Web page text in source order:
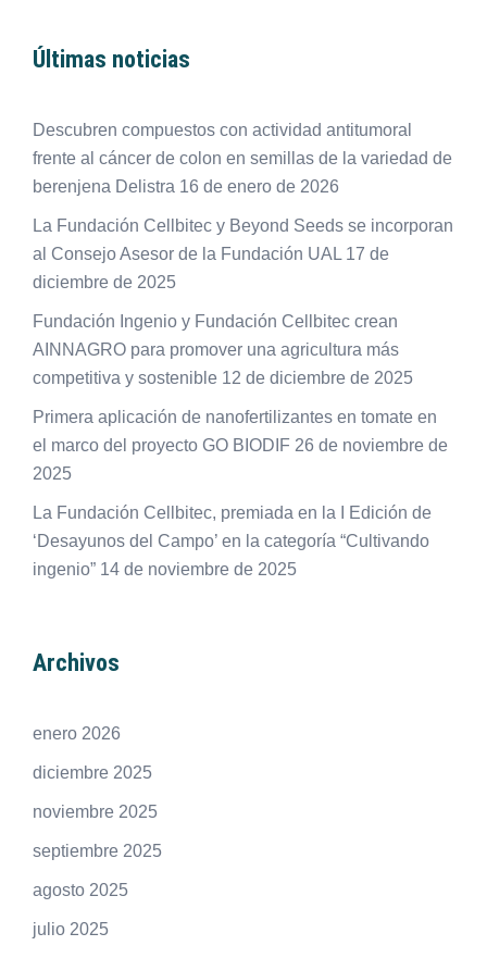
Últimas noticias
Descubren compuestos con actividad antitumoral
frente al cáncer de colon en semillas de la variedad de
berenjena Delistra 16 de enero de 2026
La Fundación Cellbitec y Beyond Seeds se incorporan
al Consejo Asesor de la Fundación UAL 17 de
diciembre de 2025
Fundación Ingenio y Fundación Cellbitec crean
AINNAGRO para promover una agricultura más
competitiva y sostenible 12 de diciembre de 2025
Primera aplicación de nanofertilizantes en tomate en
el marco del proyecto GO BIODIF 26 de noviembre de
2025
La Fundación Cellbitec, premiada en la I Edición de
‘Desayunos del Campo’ en la categoría “Cultivando
ingenio” 14 de noviembre de 2025
Archivos
enero 2026
diciembre 2025
noviembre 2025
septiembre 2025
agosto 2025
julio 2025